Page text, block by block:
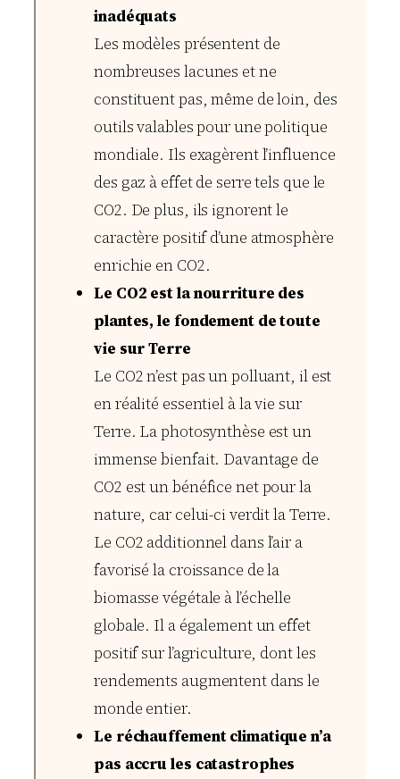
inadéquats
Les modèles présentent de
nombreuses lacunes et ne
constituent pas, même de loin, des
outils valables pour une politique
mondiale. Ils exagèrent l’influence
des gaz à effet de serre tels que le
CO2. De plus, ils ignorent le
caractère positif d’une atmosphère
enrichie en CO2.
Le CO2 est la nourriture des
plantes, le fondement de toute
vie sur Terre
Le CO2 n’est pas un polluant, il est
en réalité essentiel à la vie sur
Terre. La photosynthèse est un
immense bienfait. Davantage de
CO2 est un bénéfice net pour la
nature, car celui-ci verdit la Terre.
Le CO2 additionnel dans l’air a
favorisé la croissance de la
biomasse végétale à l’échelle
globale. Il a également un effet
positif sur l’agriculture, dont les
rendements augmentent dans le
monde entier.
Le réchauffement climatique n’a
pas accru les catastrophes